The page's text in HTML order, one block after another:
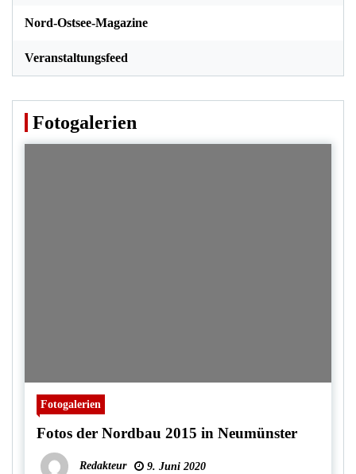
Nord-Ostsee-Magazine
Veranstaltungsfeed
Fotogalerien
Fotogalerien
Fotos der Nordbau 2015 in Neumünster
Redakteur 9. Juni 2020